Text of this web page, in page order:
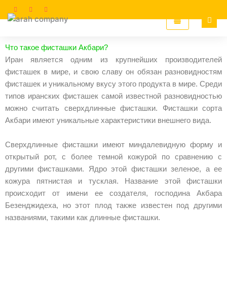
Перейти
к
Что такое фисташки Акбари?
Иран является одним из крупнейших производителей
фисташек в мире, и свою славу он обязан разновидностям
фисташек и уникальному вкусу этого продукта в мире. Среди
типов иранских фисташек самой известной разновидностью
можно считать сверхдлинные фисташки. Фисташки сорта
Акбари имеют уникальные характеристики внешнего вида.
Сверхдлинные фисташки имеют миндалевидную форму и
открытый рот, с более темной кожурой по сравнению с
другими фисташками. Ядро этой фисташки зеленое, а ее
кожура пятнистая и тусклая. Название этой фисташки
происходит от имени ее создателя, господина Акбара
Безенджидеха, но этот плод также известен под другими
названиями, такими как длинные фисташки.